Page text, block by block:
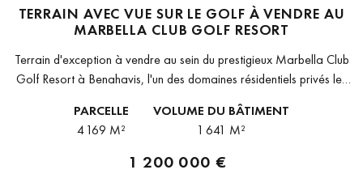
TERRAIN AVEC VUE SUR LE GOLF À VENDRE AU
MARBELLA CLUB GOLF RESORT
Terrain d'exception à vendre au sein du prestigieux Marbella Club
Golf Resort à Benahavis, l'un des domaines résidentiels privés les
PARCELLE
4 169 M²
VOLUME DU BÂTIMENT
1 641 M²
1 200 000 €